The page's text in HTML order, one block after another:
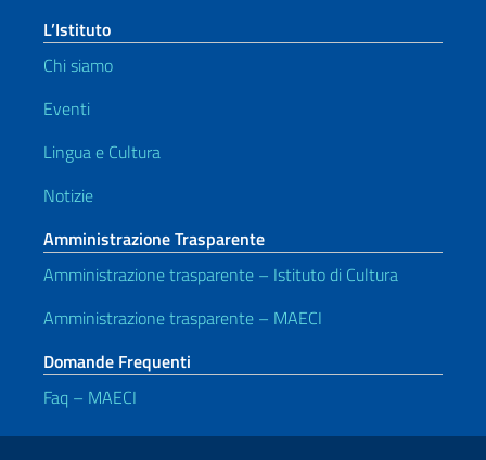
L’Istituto
Chi siamo
Eventi
Lingua e Cultura
Notizie
Amministrazione Trasparente
Amministrazione trasparente – Istituto di Cultura
Amministrazione trasparente – MAECI
Domande Frequenti
Faq – MAECI